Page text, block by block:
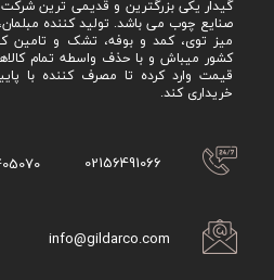
گیدار یکی بزرگترین و قدیمی ترین
صنایع چوب می باشد. تولید کننده
میز توی، کمد و بوفه، تشک و تامین
کشور میباش و با حذف واسطه تمام
قیمت وارد کرده تا مصرف کننده با
خریداری کند.
02156491066
info@gildarco.com